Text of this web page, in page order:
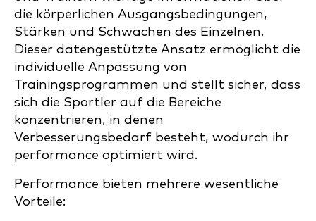
die körperlichen Ausgangsbedingungen,
Stärken und Schwächen des Einzelnen.
Dieser datengestützte Ansatz ermöglicht die
individuelle Anpassung von
Trainingsprogrammen und stellt sicher, dass
sich die Sportler auf die Bereiche
konzentrieren, in denen
Verbesserungsbedarf besteht, wodurch ihr
performance optimiert wird.
Performance bieten mehrere wesentliche
Vorteile: